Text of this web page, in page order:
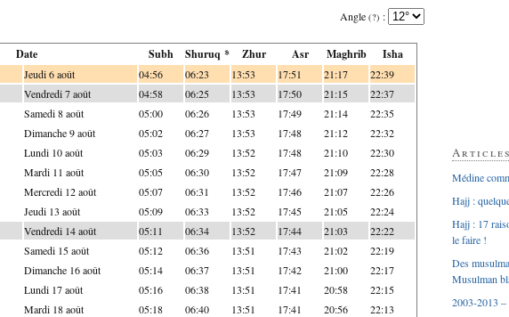
Angle (?) :
Date Subh Shuruq * Zhur Asr Maghrib Isha
Jeudi 6 août 04:56 06:23 13:53 17:51 21:17 22:39
Vendredi 7 août 04:58 06:25 13:53 17:50 21:15 22:37
Samedi 8 août 05:00 06:26 13:53 17:49 21:14 22:35
Dimanche 9 août 05:02 06:27 13:53 17:48 21:12 22:32
Lundi 10 août 05:03 06:29 13:52 17:48 21:10 22:30
Mardi 11 août 05:05 06:30 13:52 17:47 21:09 22:28
Mercredi 12 août 05:07 06:31 13:52 17:46 21:07 22:26
Jeudi 13 août 05:09 06:33 13:52 17:45 21:05 22:24
Vendredi 14 août 05:11 06:34 13:52 17:44 21:03 22:22
Samedi 15 août 05:12 06:36 13:51 17:43 21:02 22:19
Dimanche 16 août 05:14 06:37 13:51 17:42 21:00 22:17
Lundi 17 août 05:16 06:38 13:51 17:41 20:58 22:15
Mardi 18 août 05:18 06:40 13:51 17:41 20:56 22:13
Médine
Hajj :
Hajj : 17
le faire !
Des
Musulman
2003-2013 –